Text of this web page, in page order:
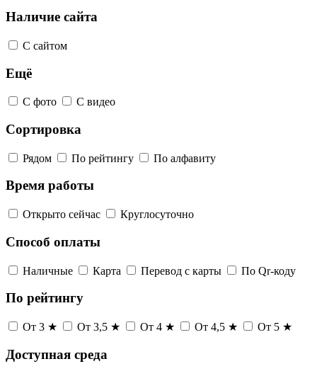
Наличие сайта
С сайтом
Ещё
С фото С видео
Сортировка
Рядом По рейтингу По алфавиту
Время работы
Открыто сейчас Круглосуточно
Способ оплаты
Наличные Карта Перевод с карты По Qr-коду
По рейтингу
От 3 ★ От 3,5 ★ От 4 ★ От 4,5 ★ От 5 ★
Доступная среда